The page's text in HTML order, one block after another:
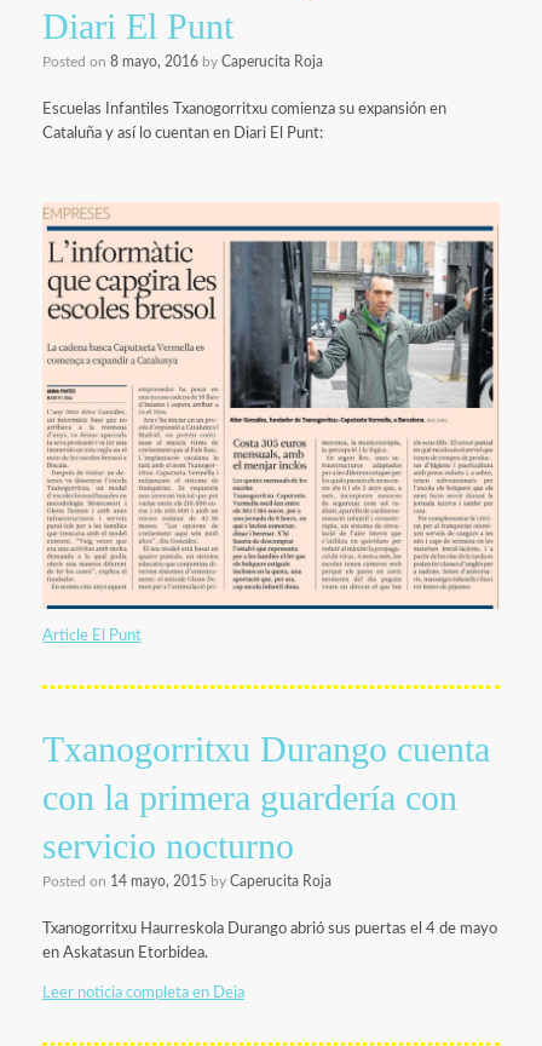
Diari El Punt
Posted on 8 mayo, 2016 by Caperucita Roja
Escuelas Infantiles Txanogorritxu comienza su expansión en
Cataluña y así lo cuentan en Diari El Punt:
Article El Punt
Txanogorritxu Durango cuenta
con la primera guardería con
servicio nocturno
Posted on 14 mayo, 2015 by Caperucita Roja
Txanogorritxu Haurreskola Durango abrió sus puertas el 4 de mayo
en Askatasun Etorbidea.
Leer noticia completa en Deia